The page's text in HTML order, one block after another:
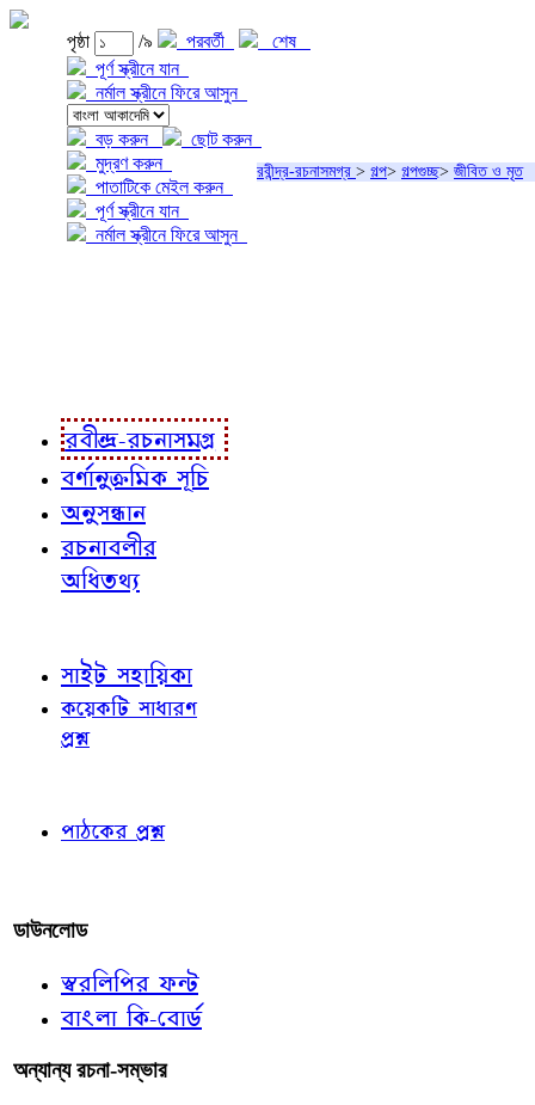
পৃষ্ঠা /৯ পরবর্তী
শেষ
পূর্ণ স্ক্রীনে যান
নর্মাল স্ক্রীনে ফিরে আসুন
বড় করুন
ছোট করুন
মুদ্রণ করুন
পাতাটিকে মেইল করুন
পূর্ণ স্ক্রীনে যান
নর্মাল স্ক্রীনে ফিরে আসুন
রবীন্দ্র-রচনাসমগ্র > গল্প> গল্পগুচ্ছ> জীবিত ও মৃত
রবীন্দ্র-রচনাসমগ্র
বর্ণানুক্রমিক সূচি
অনুসন্ধান
রচনাবলীর
অধিতথ্য
সাইট সহায়িকা
কয়েকটি সাধারণ
প্রশ্ন
পাঠকের প্রশ্ন
ডাউনলোড
স্বরলিপির ফন্ট
বাংলা কি-বোর্ড
অন্যান্য রচনা-সম্ভার